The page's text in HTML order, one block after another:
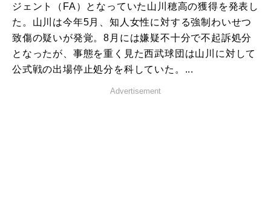
ジェント（FA）となっていた山川穂高の獲得を発表し
た。山川は今年5月、知人女性に対する強制わいせつ
致傷の疑いが発覚。8月には嫌疑不十分で不起訴処分
となったが、事態を重く見た西武球団は山川に対して
公式戦の出場停止処分を科していた。...
Advertisement